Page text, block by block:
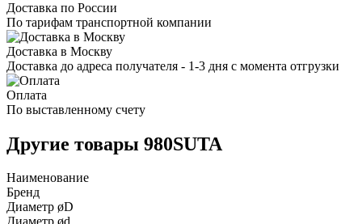
Доставка по России
По тарифам транспортной компании
Доставка в Москву
Доставка до адреса получателя - 1-3 дня с момента отгрузки
Оплата
По выставленному счету
Другие товары 980SUTA
Наименование
Бренд
Диаметр øD